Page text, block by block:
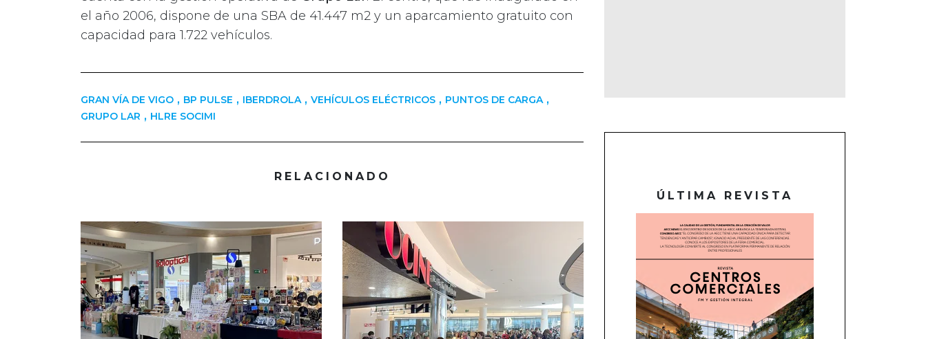
el año 2006, dispone de una SBA de 41.447 m2 y un aparcamiento gratuito con
capacidad para 1.722 vehículos.
GRAN VÍA DE VIGO , BP PULSE , IBERDROLA , VEHÍCULOS ELÉCTRICOS , PUNTOS DE CARGA ,
GRUPO LAR , HLRE SOCIMI
RELACIONADO
ÚLTIMA REVISTA